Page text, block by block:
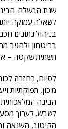
שנת הבשלה.
לשאלה עמוקה
בניהול נתונים
בביטחון ולהגיב
תשתית שקטה –
מיכון, תפוקתיות
הבינה
לשבש, לערוך
הקיטוב, השנאה